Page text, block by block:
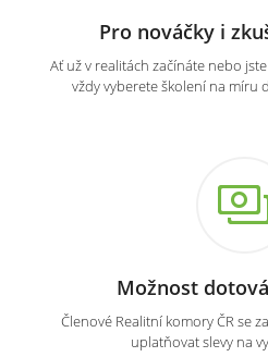
Pro nováčky i
Ať už v realitách začínáte nebo
vždy vyberete školení na míru
Možnost
Členové Realitní komory ČR se
uplatňovat slevy na